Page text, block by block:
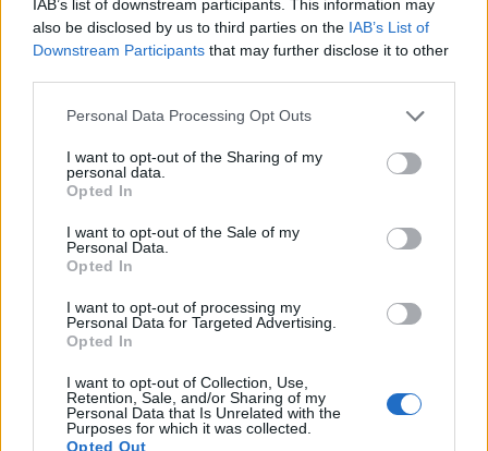
IAB’s list of downstream participants. This information may
also be disclosed by us to third parties on the IAB’s List of
Downstream Participants that may further disclose it to other
Personal Data Processing Opt Outs
I want to opt-out of the Sharing of my
personal data.
Opted In
I want to opt-out of the Sale of my
Personal Data.
Opted In
I want to opt-out of processing my
Personal Data for Targeted Advertising.
Opted In
I want to opt-out of Collection, Use,
Retention, Sale, and/or Sharing of my
Personal Data that Is Unrelated with the
Purposes for which it was collected.
Opted Out
17 Lamin Jammeh Idolo 6
Manuel Piras Terralba Calcio